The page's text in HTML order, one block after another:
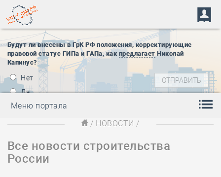
Будут ли внесены в ГрК РФ положения, корректирующие
правовой статус ГИПа и ГАПа, как предлагает Николай
Капинус?
Нет
Да
Меню портала
/ НОВОСТИ /
Все новости строительства
России